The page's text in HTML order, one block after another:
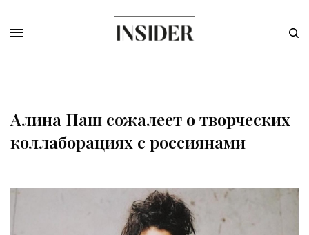
Алина Паш сожалеет о творческих
коллаборациях с россиянами